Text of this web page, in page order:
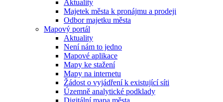
Aktuality
Majetek města k pronájmu a prodeji
Odbor majetku města
Mapový portál
Aktuality
Není nám to jedno
Mapové aplikace
Mapy ke stažení
Mapy na internetu
Žádost o vyjádření k existující síti
Územně analytické podklady